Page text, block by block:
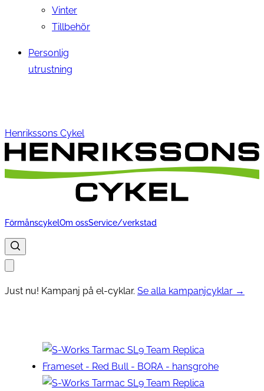
Vinter
Tillbehör
Personlig
utrustning
Henrikssons Cykel
FörmånscykelOm ossService/verkstad
Just nu! Kampanj på el-cyklar. Se alla kampanjcyklar →